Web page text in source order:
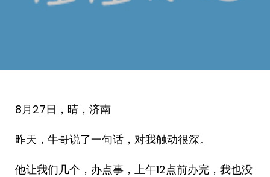
8月27日，晴，济南
昨天，牛哥说了一句话，对我触动很深。
他让我们几个，办点事，上午12点前办完，我也没